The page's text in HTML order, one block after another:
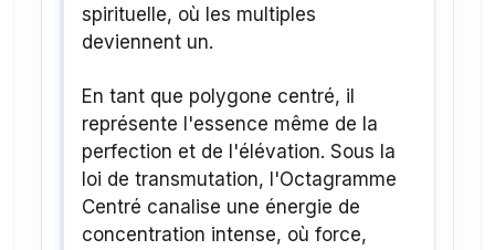
spirituelle, où les multiples
deviennent un.
En tant que polygone centré, il
représente l'essence même de la
perfection et de l'élévation. Sous la
loi de transmutation, l'Octagramme
Centré canalise une énergie de
concentration intense, où force,